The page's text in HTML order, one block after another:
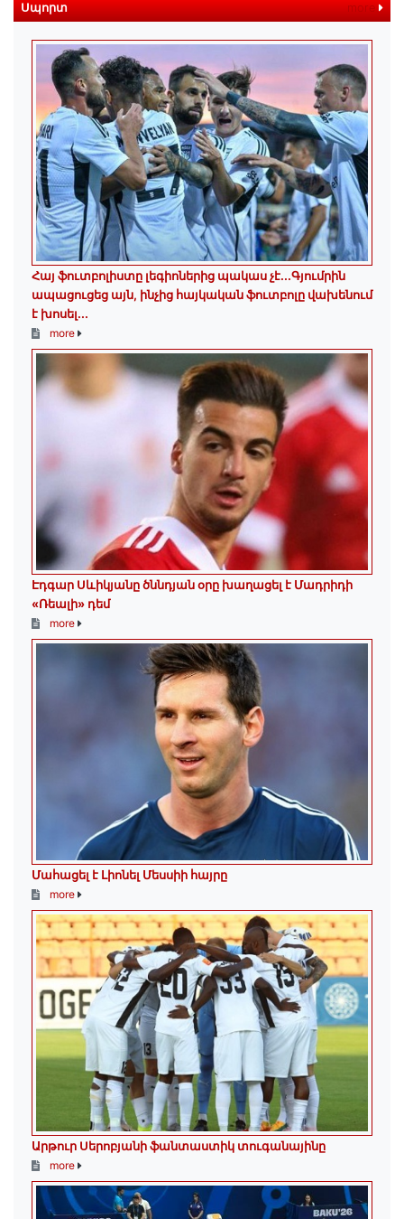
Սպորտ more
Հայ ֆուտբոլիստը լեգիոներից պակաս չէ․․․Գյումրին
ապացուցեց այն, ինչից հայկական ֆուտբոլը վախենում
է խոսել․․․
more
Էդգար Սևիկյանը ծննդյան օրը խաղացել է Մադրիդի
«Ռեալի» դեմ
more
Մահացել է Լիոնել Մեսսիի հայրը
more
Արթուր Սերոբյանի ֆանտաստիկ տուգանայինը
more